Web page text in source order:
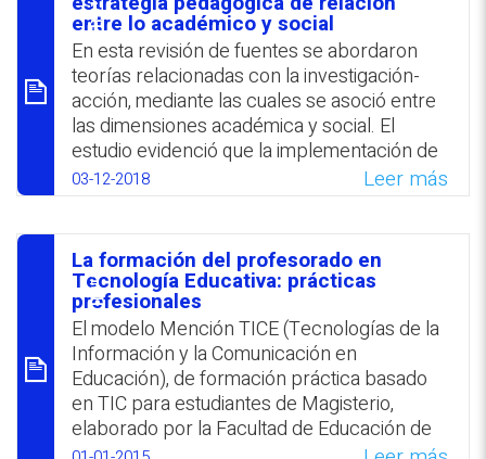
de los estudiantes así como la importancia
de enlazar teoría y práctica; las relaciones
interactivas, la autonomía, la autoevaluación
y la autorreflexión.
WhatsApp
Facebook
Twitter
Email
סיכום
entre lo académico y social
En esta revisión de fuentes se abordaron
teorías relacionadas con la investigación-
acción, mediante las cuales se asoció entre
las dimensiones académica y social. El
estudio evidenció que la implementación de
la investigación acción en el campo de la
educación, enmarcada en el trabajo
colaborativo, constituye una estrategia
pedagógica apropiada para promover la
transformación educativa. Entre sus
ventajas se destacó el hecho que propicia el
crecimiento investigativo, la construcción del
conocimiento pedagógico, el aprendizaje de
la teoría enfocada en la práctica, la
participación de docentes carentes de
experiencia investigativa y la intervención
sobre la dimensión social con una
03-12-2018 Leer más
סיכום
La formación del profesorado en
Tecnología Educativa: prácticas
profesionales
El modelo Mención TICE (Tecnologías de la
Información y la Comunicación en
Educación), de formación práctica basado
en TIC para estudiantes de Magisterio,
elaborado por la Facultad de Educación de